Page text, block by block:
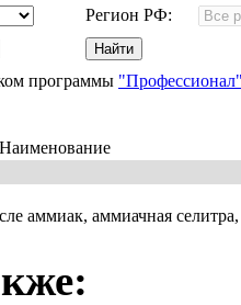
Регион РФ:
программы
Наименование
аммиак, аммиачная